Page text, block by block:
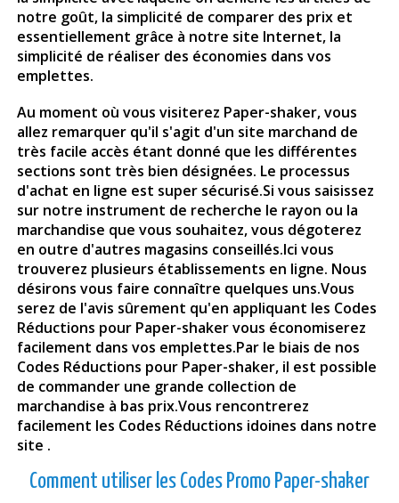
notre goût, la simplicité de comparer des prix et
essentiellement grâce à notre site Internet, la
simplicité de réaliser des économies dans vos
emplettes.
Au moment où vous visiterez Paper-shaker, vous
allez remarquer qu'il s'agit d'un site marchand de
très facile accès étant donné que les différentes
sections sont très bien désignées. Le processus
d'achat en ligne est super sécurisé.Si vous saisissez
sur notre instrument de recherche le rayon ou la
marchandise que vous souhaitez, vous dégoterez
en outre d'autres magasins conseillés.Ici vous
trouverez plusieurs établissements en ligne. Nous
désirons vous faire connaître quelques uns.Vous
serez de l'avis sûrement qu'en appliquant les Codes
Réductions pour Paper-shaker vous économiserez
facilement dans vos emplettes.Par le biais de nos
Codes Réductions pour Paper-shaker, il est possible
de commander une grande collection de
marchandise à bas prix.Vous rencontrerez
facilement les Codes Réductions idoines dans notre
site .
Comment utiliser les Codes Promo Paper-shaker